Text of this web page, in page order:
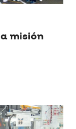
misión